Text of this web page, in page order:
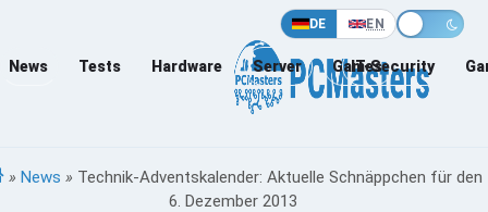
DE EN
News Tests Hardware Server Games
IT-Security
» News » Technik-Adventskalender: Aktuelle Schnäppchen für den
6. Dezember 2013